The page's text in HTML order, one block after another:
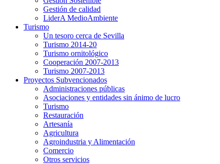
Gestión de calidad
LiderA MedioAmbiente
Turismo
Un tesoro cerca de Sevilla
Turismo 2014-20
Turismo ornitológico
Cooperación 2007-2013
Turismo 2007-2013
Proyectos Subvencionados
Administraciones públicas
Asociaciones y entidades sin ánimo de lucro
Turismo
Restauración
Artesanía
Agricultura
Agroindustria y Alimentación
Comercio
Otros servicios